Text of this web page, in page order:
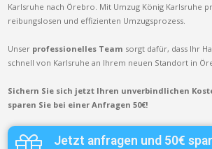
Karlsruhe nach Örebro. Mit Umzug König Karlsruhe
reibungslosen und effizienten Umzugsprozess.
Unser professionelles Team sorgt dafür, dass Ihr
schnell von Karlsruhe an Ihrem neuen Standort in
Sichern Sie sich jetzt Ihren unverbindlichen
sparen Sie bei einer Anfragen 50€!
Jetzt anfragen und 50€